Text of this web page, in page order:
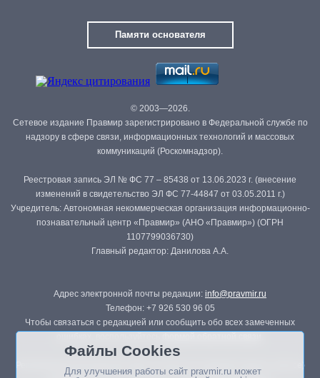
Памяти основателя
© 2003—2026.
Сетевое издание Правмир зарегистрировано в Федеральной службе по
надзору в сфере связи, информационных технологий и массовых
коммуникаций (Роскомнадзор).
Реестровая запись ЭЛ № ФС 77 – 85438 от 13.06.2023 г. (внесение
изменений в свидетельство ЭЛ ФС 77-44847 от 03.05.2011 г.)
Учредитель: Автономная некоммерческая организация информационно-
познавательный центр «Правмир» (АНО «Правмир») (ОГРН
1107799036730)
Главный редактор: Данилова А.А.
Адрес электронной почты редакции: info@pravmir.ru
Телефон: +7 926 530 96 05
Чтобы связаться с редакцией или сообщить обо всех замеченных
Републикация материалов сайта в печатных изданиях (книгах, прессе)
Файлы Cookies
Для улучшения работы сайт pravmir.ru может